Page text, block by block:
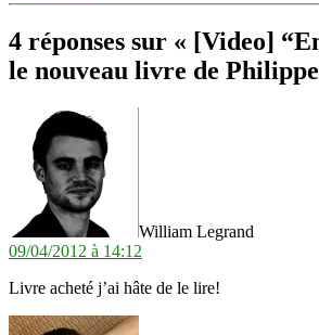
4 réponses sur « [Video]
le nouveau livre de
William Legrand
09/04/2012 à 14:12
Livre acheté j’ai hâte de le lire!